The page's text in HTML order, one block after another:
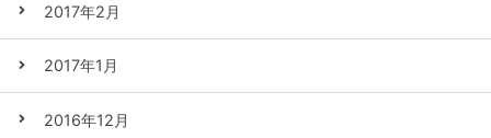
2017年2月
2017年1月
2016年12月